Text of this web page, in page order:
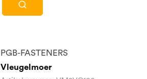
PGB-FASTENERS
Vleugelmoer